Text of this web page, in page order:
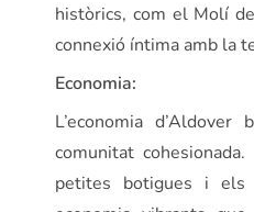
històrics, com el Molí
connexió íntima amb la
Economia:
L’economia
comunitat
petites botigues i els